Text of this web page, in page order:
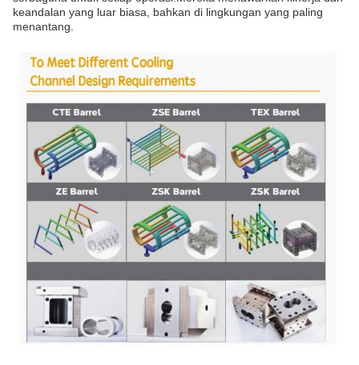
keandalan yang luar biasa, bahkan di lingkungan yang paling
menantang.